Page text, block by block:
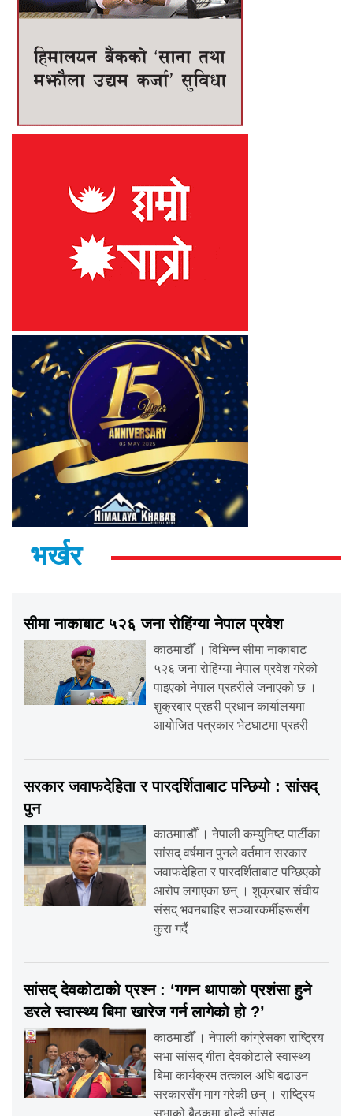
भर्खर
सीमा नाकाबाट ५२६ जना रोहिंग्या नेपाल प्रवेश
काठमाडौँ । विभिन्न सीमा नाकाबाट
५२६ जना रोहिंग्या नेपाल प्रवेश गरेको
पाइएको नेपाल प्रहरीले जनाएको छ ।
शुक्रबार प्रहरी प्रधान कार्यालयमा
आयोजित पत्रकार भेटघाटमा प्रहरी
सरकार जवाफदेहिता र पारदर्शिताबाट पन्छियो : सांसद्
पुन
काठमााडौँ । नेपाली कम्युनिष्ट पार्टीका
सांसद् वर्षमान पुनले वर्तमान सरकार
जवाफदेहिता र पारदर्शिताबाट पन्छिएको
आरोप लगाएका छन् । शुक्रबार संघीय
संसद् भवनबाहिर सञ्चारकर्मीहरूसँग
कुरा गर्दै
सांसद् देवकोटाको प्रश्न : ‘गगन थापाको प्रशंसा हुने
डरले स्वास्थ्य बिमा खारेज गर्न लागेको हो ?’
काठमाडौँ । नेपाली कांग्रेसका राष्ट्रिय
सभा सांसद् गीता देवकोटाले स्वास्थ्य
बिमा कार्यक्रम तत्काल अघि बढाउन
सरकारसँग माग गरेकी छन् । राष्ट्रिय